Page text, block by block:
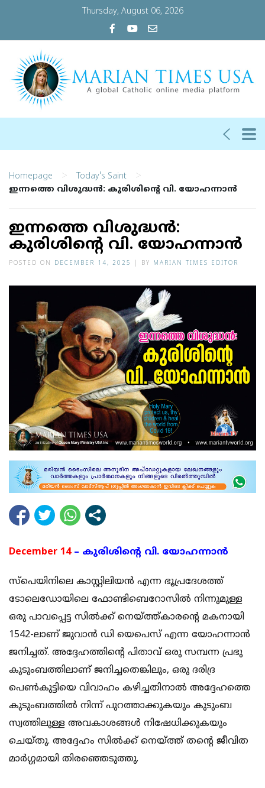
Thursday, August 06, 2026
Homepage > Today's Saint >
ഇന്നത്തെ വിശുദ്ധന്‍: കുരിശിന്റെ വി. യോഹന്നാന്‍
ഇന്നത്തെ വിശുദ്ധന്‍:
കുരിശിന്റെ വി. യോഹന്നാന്‍
POSTED ON DECEMBER 14, 2025 BY MARIAN TIMES EDITOR
December 14– കുരിശിന്റെ വി. യോഹന്നാന്‍
സ്പെയിനിലെ കാസ്റ്റിലിയന്‍ എന്ന ഭൂപ്രദേശത്ത്
ടോലെഡോയിലെ ഫോണ്ടിബെറോസില്‍ നിന്നുമുള്ള
ഒരു പാവപ്പെട്ട സില്‍ക്ക്‌ നെയ്ത്ത്കാരന്റെ മകനായി
1542-ലാണ് ജുവാന്‍ ഡി യെപെസ്‌ എന്ന യോഹന്നാന്‍
ജനിച്ചത്‌. അദ്ദേഹത്തിന്റെ പിതാവ്‌ ഒരു സമ്പന്ന പ്രഭു
കുടുംബത്തിലാണ് ജനിച്ചതെങ്കിലും, ഒരു ദരിദ്ര
പെണ്‍കുട്ടിയെ വിവാഹം കഴിച്ചതിനാല്‍ അദ്ദേഹത്തെ
കുടുംബത്തില്‍ നിന്ന് പുറത്താക്കുകയും കുടുംബ
സ്വത്തിലുള്ള അവകാശങ്ങള്‍ നിഷേധിക്കുകയും
ചെയ്തു. അദ്ദേഹം സില്‍ക്ക്‌ നെയ്ത്ത് തന്റെ ജീവിത
മാര്‍ഗ്ഗമായി തിരഞ്ഞെടുത്തു.